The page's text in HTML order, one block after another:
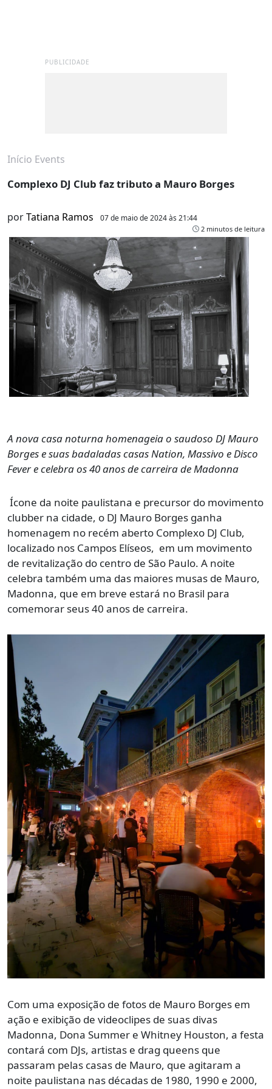
PUBLICIDADE
Início Events
Complexo DJ Club faz tributo a Mauro Borges
porTatiana Ramos 07 de maio de 2024 às 21:44
2 minutos de leitura
A nova casa noturna homenageia o saudoso DJ Mauro
Borges e suas badaladas casas Nation, Massivo e Disco
Fever e celebra os 40 anos de carreira de Madonna
Ícone da noite paulistana e precursor do movimento
clubber na cidade, o DJ Mauro Borges ganha
homenagem no recém aberto Complexo DJ Club,
localizado nos Campos Elíseos, em um movimento
de revitalização do centro de São Paulo. A noite
celebra também uma das maiores musas de Mauro,
Madonna, que em breve estará no Brasil para
comemorar seus 40 anos de carreira.
Com uma exposição de fotos de Mauro Borges em
ação e exibição de videoclipes de suas divas
Madonna, Dona Summer e Whitney Houston, a festa
contará com DJs, artistas e drag queens que
passaram pelas casas de Mauro, que agitaram a
noite paulistana nas décadas de 1980, 1990 e 2000,